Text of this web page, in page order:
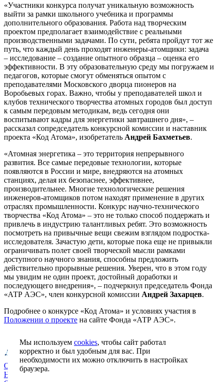
«Участники конкурса получат уникальную возможность
выйти за рамки школьного учебника и программы
дополнительного образования. Работа над творческим
проектом предполагает взаимодействие с реальными
производственными задачами. По сути, ребята пройдут тот же
путь, что каждый день проходят инженеры-атомщики: задача
– исследование – создание опытного образца – оценка его
эффективности. В эту образовательную среду мы погружаем и
педагогов, которые смогут обменяться опытом с
преподавателями Московского дворца пионеров на
Воробьевых горах. Важно, чтобы у преподавателей школ и
клубов технического творчества атомных городов был доступ
к самым передовым методикам, ведь сегодня они
воспитывают кадры для энергетики завтрашнего дня», –
рассказал сопредседатель конкурсной комиссии и наставник
проекта «Код Атома», изобретатель Андрей Бахметьев.
«Атомная энергетика – это территория непрерывного
развития. Все самые передовые технологии, которые
появляются в России и мире, внедряются на атомных
станциях, делая их безопаснее, эффективнее,
производительнее. Многие технологические решения
инженеров-атомщиков потом находят применение в других
отраслях промышленности. Конкурс научно-технического
творчества «Код Атома» – это не только способ поддержать и
привлечь в индустрию талантливых ребят. Это возможность
посмотреть на привычные вещи свежим взглядом подростка-
исследователя. Зачастую дети, которые пока еще не привыкли
ограничивать полет своей творческой мысли рамками
доступного научного знания, способны предложить
действительно прорывные решения. Уверен, что в этом году
мы увидим не один проект, достойный доработки и
последующего внедрения», – подчеркнул председатель Фонда
«АТР АЭС», член конкурсной комиссии Андрей Захарцев.
Подробнее о конкурсе «Код Атома» и условиях участия в
Положении о проекте на сайте Фонда «АТР АЭС».
О фонде
Новости
Мы используем cookies, чтобы сайт работал
корректно и был удобным для вас. При
необходимости их можно отключить в настройках
браузера.